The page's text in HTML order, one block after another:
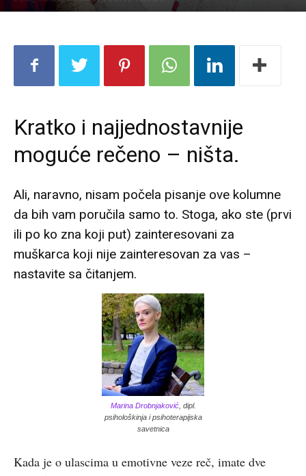
Kratko i najjednostavnije
moguće rečeno – ništa.
Ali, naravno, nisam počela pisanje ove kolumne
da bih vam poručila samo to. Stoga, ako ste (prvi
ili po ko zna koji put) zainteresovani za
muškarca koji nije zainteresovan za vas –
nastavite sa čitanjem.
Marina Drobnjaković, dipl.
psihološkinja i psihoterapijska
savetnica
Kada je o ulascima u emotivne veze reč, imate dve